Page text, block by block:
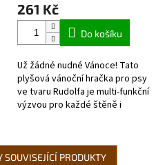
261 Kč
Do košíku
Už žádné nudné Vánoce! Tato
plyšová vánoční hračka pro psy
ve tvaru Rudolfa je multi-funkční
výzvou pro každé štěně i
fyzickou...
PRODUKTY